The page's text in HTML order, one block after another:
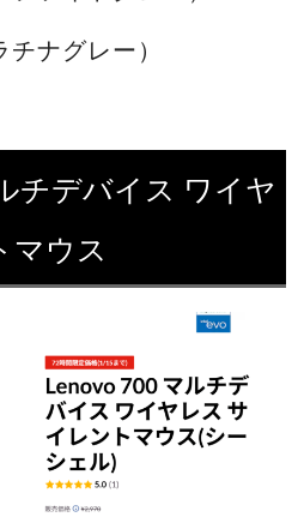
チナグレー）
チデバイス ワイヤ
マウス